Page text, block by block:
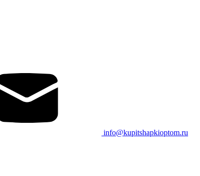
info@kupitshapkioptom.ru